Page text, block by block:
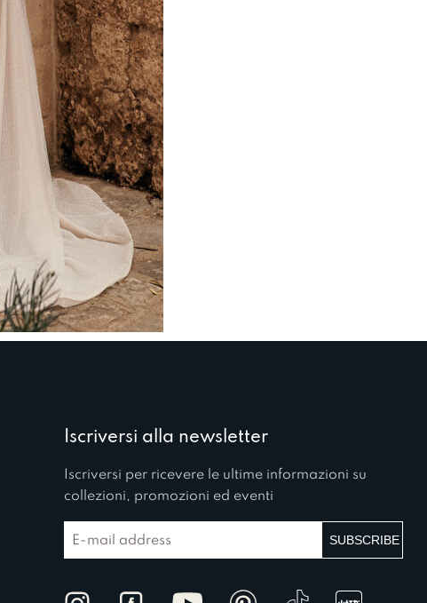
Iscriversi alla newsletter
Iscriversi per ricevere le ultime informazioni su
collezioni, promozioni ed eventi